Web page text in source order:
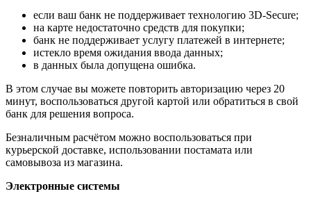
если ваш банк не поддерживает технологию 3D-Secure;
на карте недостаточно средств для покупки;
банк не поддерживает услугу платежей в интернете;
истекло время ожидания ввода данных;
в данных была допущена ошибка.
В этом случае вы можете повторить авторизацию через 20
минут, воспользоваться другой картой или обратиться в свой
банк для решения вопроса.
Безналичным расчётом можно воспользоваться при
курьерской доставке, использовании постамата или
самовывоза из магазина.
Электронные системы